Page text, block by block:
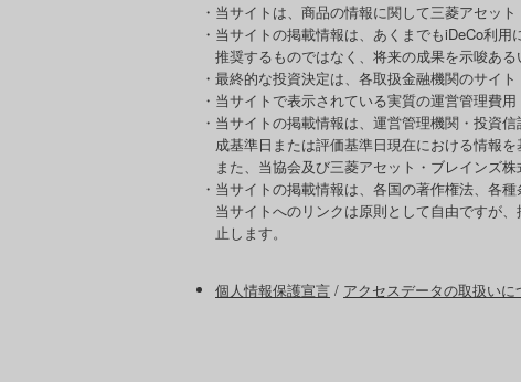
・当サイトは、商品の情報に関して三菱アセッ
・当サイトの掲載情報は、あくまでもiDeCo利
推奨するものではなく、将来の成果を示唆ある
・最終的な投資決定は、各取扱金融機関のサイ
・当サイトで表示されている実質の運営管理費
・当サイトの掲載情報は、運営管理機関・投資
成基準日または評価基準日現在における情報
また、当協会及び三菱アセット・ブレインズ
・当サイトの掲載情報は、各国の著作権法、各
当サイトへのリンクは原則として自由ですが
止します。
個人情報保護宣言 / アクセスデータの取扱いに